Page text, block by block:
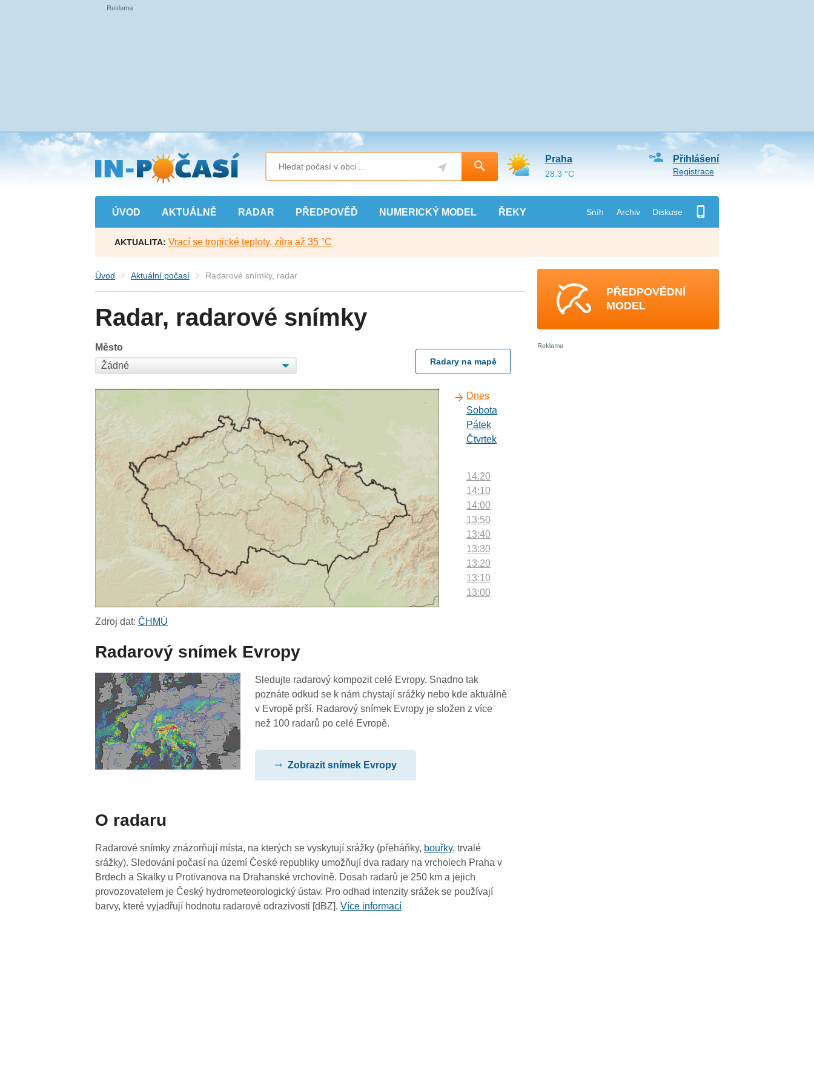
Přejít
na
hlavní
obsah
ÚVOD AKTUÁLNĚ RADAR PŘEDPOVĚĎ NUMERICKÝ MODEL ŘEKY Sníh Archiv Diskuse
Přihlášení
Registrace
Praha
28.3 °C
AKTUALITA: Vrací se tropické teploty, zítra až 35 °C
Úvod Aktuální počasí Radarové snímky, radar
Radar, radarové snímky
Město
Radary na mapě
Dnes
Sobota
Pátek
Čtvrtek
14:20
14:10
14:00
13:50
13:40
13:30
13:20
13:10
13:00
12:00
11:50
11:40
10:00
09:50
09:40
09:30
Zdroj dat:ČHMÚ
Radarový snímek Evropy
Sledujte radarový kompozit celé Evropy. Snadno tak
poznáte odkud se k nám chystají srážky nebo kde aktuálně
v Evropě prší. Radarový snímek Evropy je složen z více
než 100 radarů po celé Evropě.
Zobrazit snímek Evropy
O radaru
Radarové snímky znázorňují místa, na kterých se vyskytují srážky (přeháňky, bouřky, trvalé
srážky). Sledování počasí na území České republiky umožňují dva radary na vrcholech Praha v
Brdech a Skalky u Protivanova na Drahanské vrchovině. Dosah radarů je 250 km a jejich
provozovatelem je Český hydrometeorologický ústav. Pro odhad intenzity srážek se používají
barvy, které vyjadřují hodnotu radarové odrazivosti [dBZ].Více informací
PŘEDPOVĚDNÍ
MODEL